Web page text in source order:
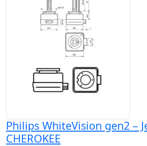
Philips WhiteVision gen2 –
CHEROKEE